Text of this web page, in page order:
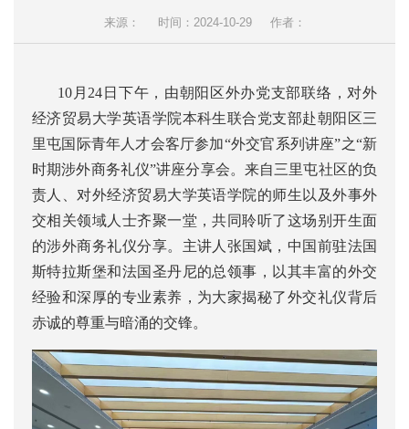
来源： 时间：2024-10-29 作者：
10月24日下午，由朝阳区外办党支部联络，对外
经济贸易大学英语学院本科生联合党支部赴朝阳区三
里屯国际青年人才会客厅参加“外交官系列讲座”之“新
时期涉外商务礼仪”讲座分享会。来自三里屯社区的负
责人、对外经济贸易大学英语学院的师生以及外事外
交相关领域人士齐聚一堂，共同聆听了这场别开生面
的涉外商务礼仪分享。主讲人张国斌，中国前驻法国
斯特拉斯堡和法国圣丹尼的总领事，以其丰富的外交
经验和深厚的专业素养，为大家揭秘了外交礼仪背后
赤诚的尊重与暗涌的交锋。